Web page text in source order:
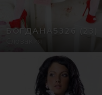
БОГДАНА5326
(23)
Словакия